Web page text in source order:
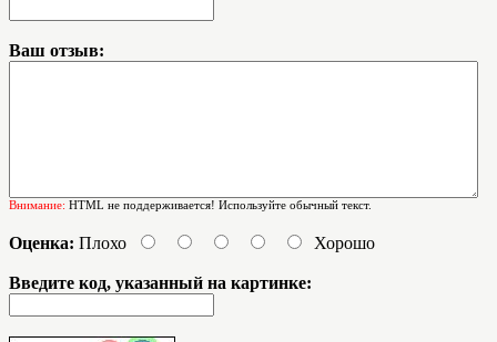
Ваш отзыв:
Внимание: HTML не поддерживается! Используйте обычный текст.
Оценка: Плохо Хорошо
Введите код, указанный на картинке: